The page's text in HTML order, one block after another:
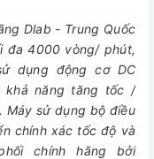
Dlab - Trung Quốc
đa 4000 vòng/ phút,
dụng động cơ DC
khả năng tăng tốc /
Máy sử dụng bộ điều
chính xác tốc độ và
chính hãng bởi